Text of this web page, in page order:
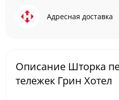
Адресная доставка
Описание Шторка
тележек Грин Хотел